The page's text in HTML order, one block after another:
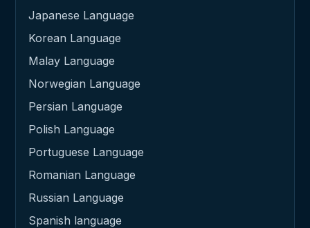
Japanese Language
Korean Language
Malay Language
Norwegian Language
Persian Language
Polish Language
Portuguese Language
Romanian Language
Russian Language
Spanish language